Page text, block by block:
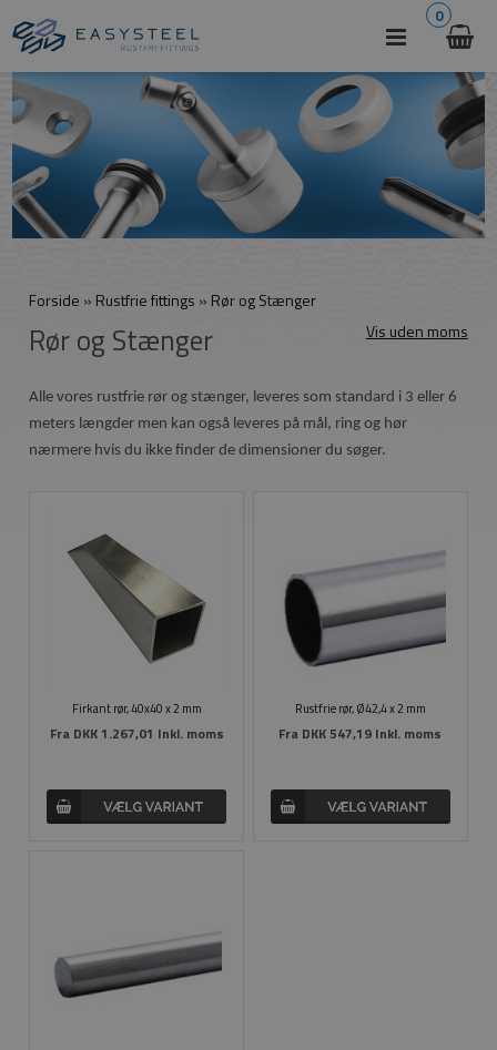
0
Forside » Rustfrie fittings » Rør og Stænger
Rør og Stænger Vis uden moms
Alle vores rustfrie rør og stænger, leveres som standard i 3 eller 6
meters længder men kan også leveres på mål, ring og hør
nærmere hvis du ikke finder de dimensioner du søger.
Firkant rør, 40x40 x 2 mm
Fra DKK 1.267,01 Inkl. moms
Rustfrie rør, Ø42,4 x 2 mm
Fra DKK 547,19 Inkl. moms